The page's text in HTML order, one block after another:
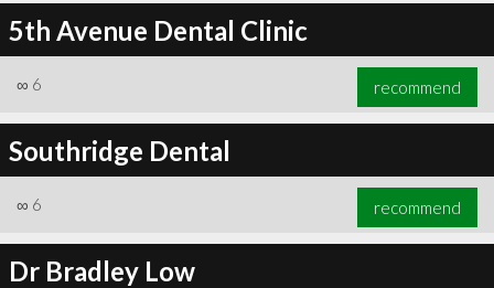
5th Avenue Dental Clinic
∞ 6 recommend
Southridge Dental
∞ 6 recommend
Dr Bradley Low